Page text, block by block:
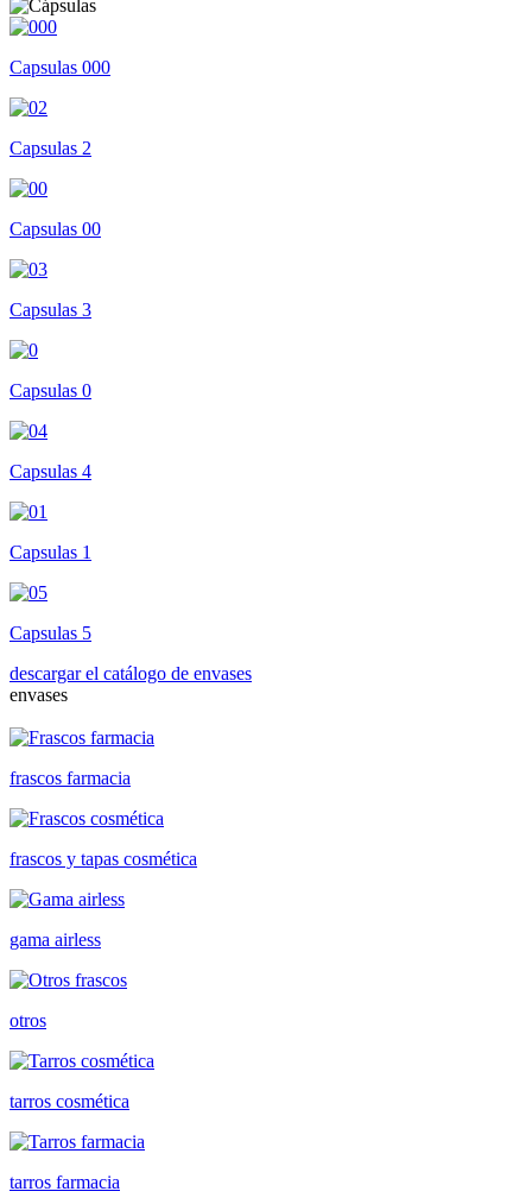
Capsulas 000
Capsulas 2
Capsulas 00
Capsulas 3
Capsulas 0
Capsulas 4
Capsulas 1
Capsulas 5
descargar el catálogo de envases
envases
frascos farmacia
frascos y tapas cosmética
gama airless
otros
tarros cosmética
tarros farmacia